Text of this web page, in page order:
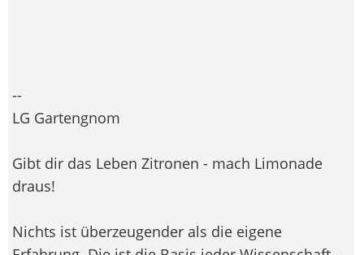
--
LG Gartengnom
Gibt dir das Leben Zitronen - mach Limonade
draus!
Nichts ist überzeugender als die eigene